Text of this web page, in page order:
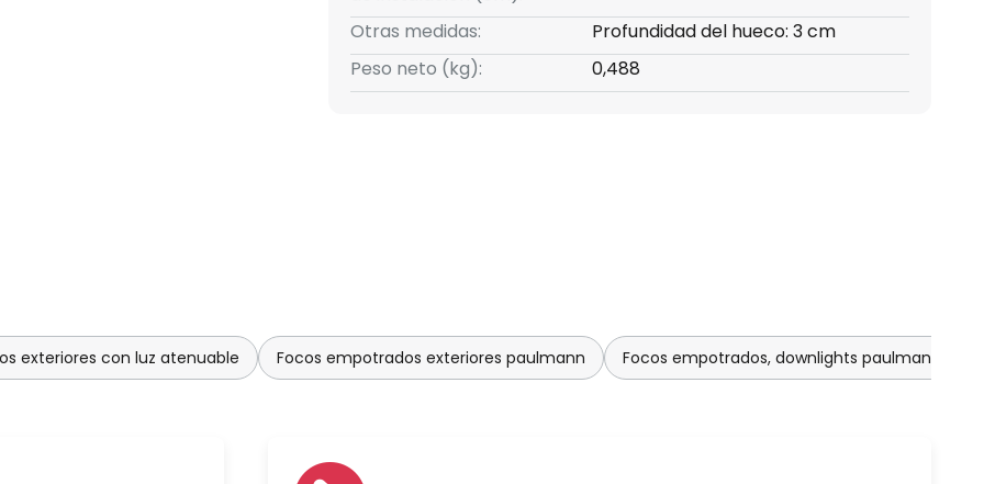
Otras medidas:
Profundidad del hueco: 3 cm
Peso neto (kg):
0,488
exteriores con luz atenuable Focos empotrados exteriores paulmann Focos empotrados, downlights paulmann